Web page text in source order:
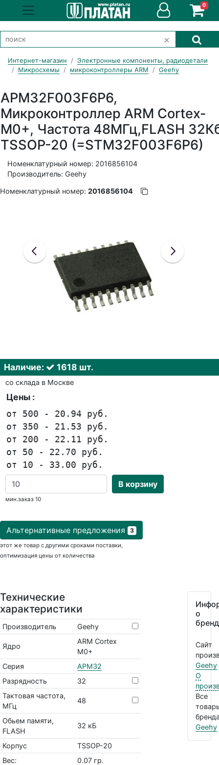
0
Интернет-магазин
Электронные компоненты, радиодетали
Микросхемы
микроконтроллеры ARM Geehy
APM32F003F6P6,
Микроконтроллер ARM Cortex-
M0+, Частота 48МГц,FLASH
TSSOP-20 (=STM32F003F6P6)
Номенклатурный номер: 2016856104
Производитель: Geehy
Номенклатурный номер: 2016856104
Наличие: 1618 шт.
со склада в Москве
Цены :
от 500 - 20.94 руб.
от 350 - 21.53 руб.
от 200 - 22.11 руб.
от 50 - 22.70 руб.
от 10 - 33.00 руб.
В корзину
мин.заказ 10
Альтернативные предложения 3
этот же товар с другими сроками поставки,
оптимизация цены от количества
Технические
характеристики
Производитель Geehy
Ядро
ARM Cortex
M0+
Серия
APM32
Разрядность
32
Тактовая частота,
МГц
48
Обьем памяти,
FLASH
32 кБ
Корпус
TSSOP-20
Вес:
0.07 гр.
о
Сайт
Geehy
О
Все
Geehy